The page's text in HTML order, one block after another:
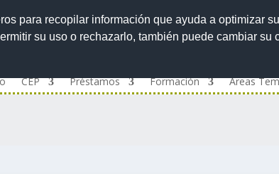
para recopilar información que ayuda a optimizar
su uso o rechazarlo, también puede cambiar
CEP Préstamos Formación Áreas